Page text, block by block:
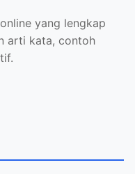
yang lengkap
arti kata, contoh